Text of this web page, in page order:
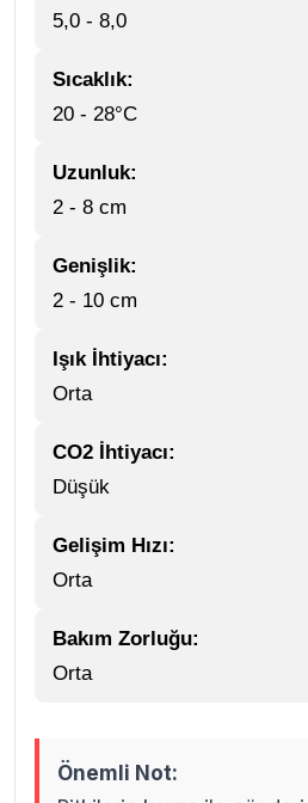
5,0 - 8,0
Sıcaklık:
20 - 28°C
Uzunluk:
2 - 8 cm
Genişlik:
2 - 10 cm
Işık İhtiyacı:
Orta
CO2 İhtiyacı:
Düşük
Gelişim Hızı:
Orta
Bakım Zorluğu:
Orta
Önemli Not: